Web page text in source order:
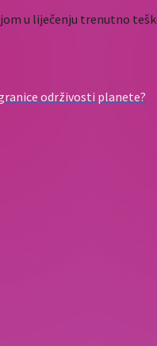
u liječenju trenutno
održivosti planete?